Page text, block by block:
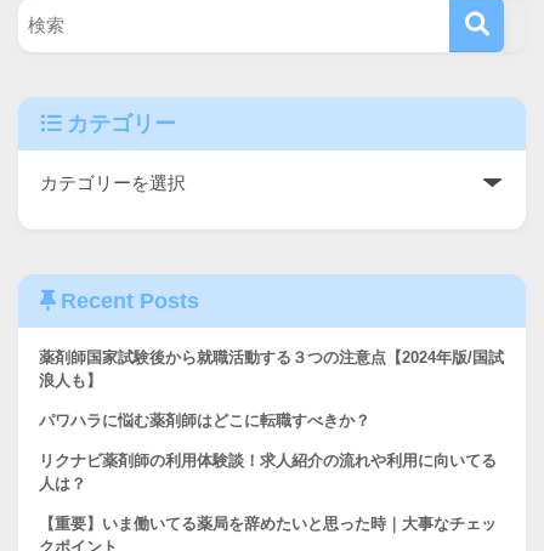
カテゴリー
Recent Posts
薬剤師国家試験後から就職活動する３つの注意点【2024年版/国試
浪人も】
パワハラに悩む薬剤師はどこに転職すべきか？
リクナビ薬剤師の利用体験談！求人紹介の流れや利用に向いてる
人は？
【重要】いま働いてる薬局を辞めたいと思った時｜大事なチェッ
クポイント